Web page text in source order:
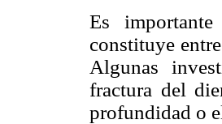
Es
constituye
Algunas
fractura del
profundidad o